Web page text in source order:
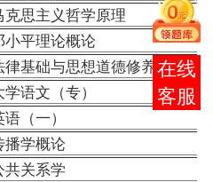
克思主义哲学原理
小平理论概论
律基础与思想道德修养
学语文 （专）
（一）
播学概论
共关系学
报考
咨询